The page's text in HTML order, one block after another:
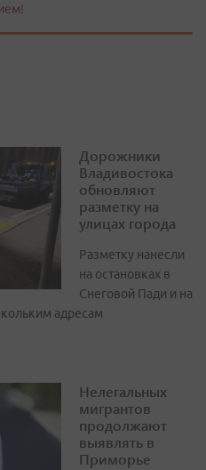
Дорожники
Владивостока
обновляют
разметку на
улицах города
Разметку нанесли
на остановках в
Снеговой Пади и на
адресам
Нелегальных
мигрантов
продолжают
выявлять в
Приморье